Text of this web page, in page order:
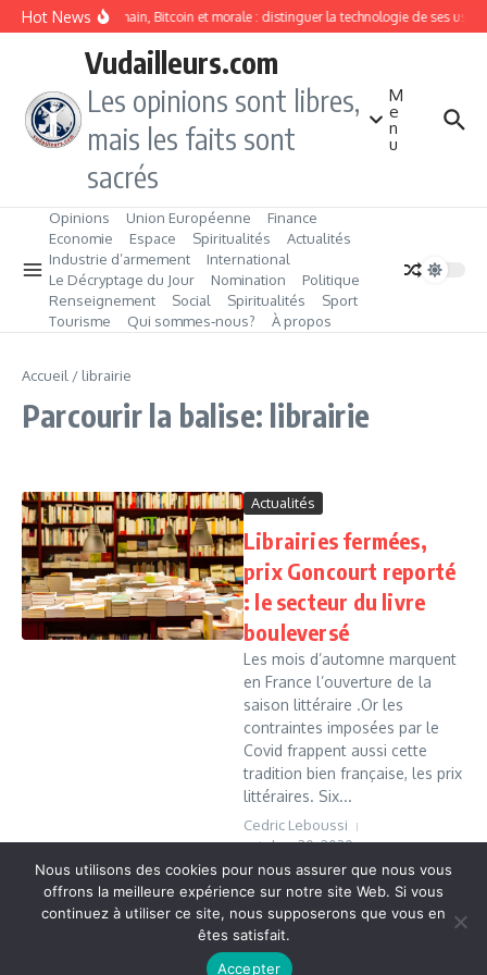
Aller au contenu
Hot NewsBlockchain, Bitcoin et morale : distinguer la technologie de ses
Vudailleurs.com
Les opinions sont libres,
mais les faits sont
sacrés
M
e
n
u
Opinions Union Européenne
Finance
Economie
Espace Spiritualités
Actualités
Industrie d’armement
International
Le Décryptage du Jour
Nomination
Politique
Renseignement
Social Spiritualités
Sport
Tourisme
Qui sommes‑nous? À propos
Accueil / librairie
Parcourir la balise: librairie
Actualités
Librairies fermées,
prix Goncourt reporté
: le secteur du livre
bouleversé
Les mois d’automne marquent
en France l’ouverture de la
saison littéraire .Or les
contraintes imposées par le
Covid frappent aussi cette
tradition bien française, les prix
littéraires. Six...
Cedric Leboussi
octobre 30, 2020
Read More
Copyright © 2026 Vudailleurs.com | Réalisé par
d'actualités X
Nous utilisons des cookies pour nous assurer que nous vous
offrons la meilleure expérience sur notre site Web. Si vous
continuez à utiliser ce site, nous supposerons que vous en
êtes satisfait.
Accepter